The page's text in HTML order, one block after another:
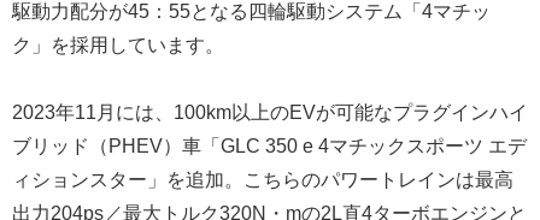
駆動力配分が45：55となる四輪駆動システム「4マチッ
ク」を採用しています。
2023年11月には、100km以上のEVが可能なプラグインハイ
ブリッド（PHEV）車「GLC 350 e 4マチックスポーツ エデ
ィションスター」を追加。こちらのパワートレインは最高
出力204ps／最大トルク320N・mの2L直4ターボエンジンと